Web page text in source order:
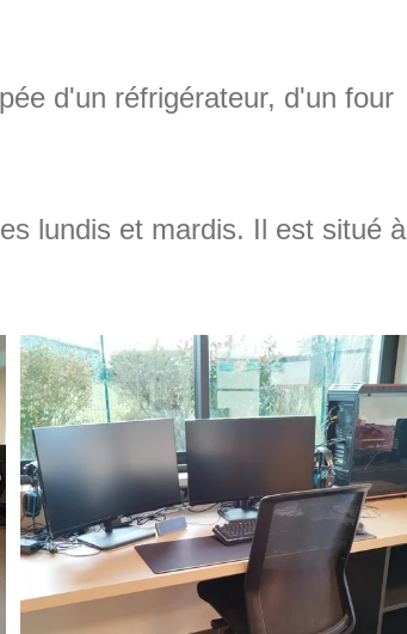
d'un réfrigérateur, d'un four
lundis et mardis. Il est situé à